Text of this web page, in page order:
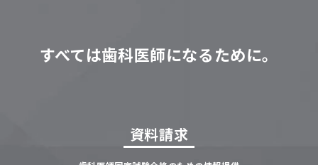
すべては歯科医師になるために。
資料請求